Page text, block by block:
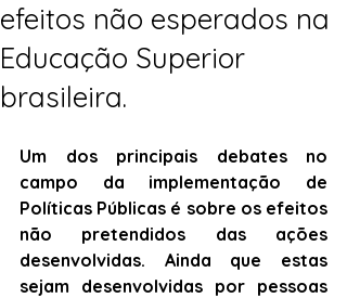
efeitos não esperados na
Educação Superior
brasileira.
Um dos principais debates no
campo da implementação de
Políticas Públicas é sobre os efeitos
não pretendidos das ações
desenvolvidas. Ainda que estas
sejam desenvolvidas por pessoas